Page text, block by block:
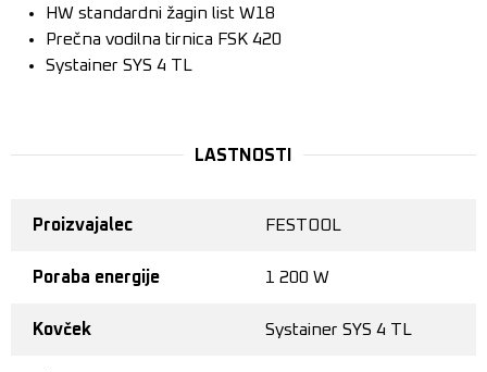
HW standardni žagin list W18
Prečna vodilna tirnica FSK 420
Systainer SYS 4 TL
LASTNOSTI
Proizvajalec FESTOOL
Poraba energije 1 200 W
Kovček Systainer SYS 4 TL